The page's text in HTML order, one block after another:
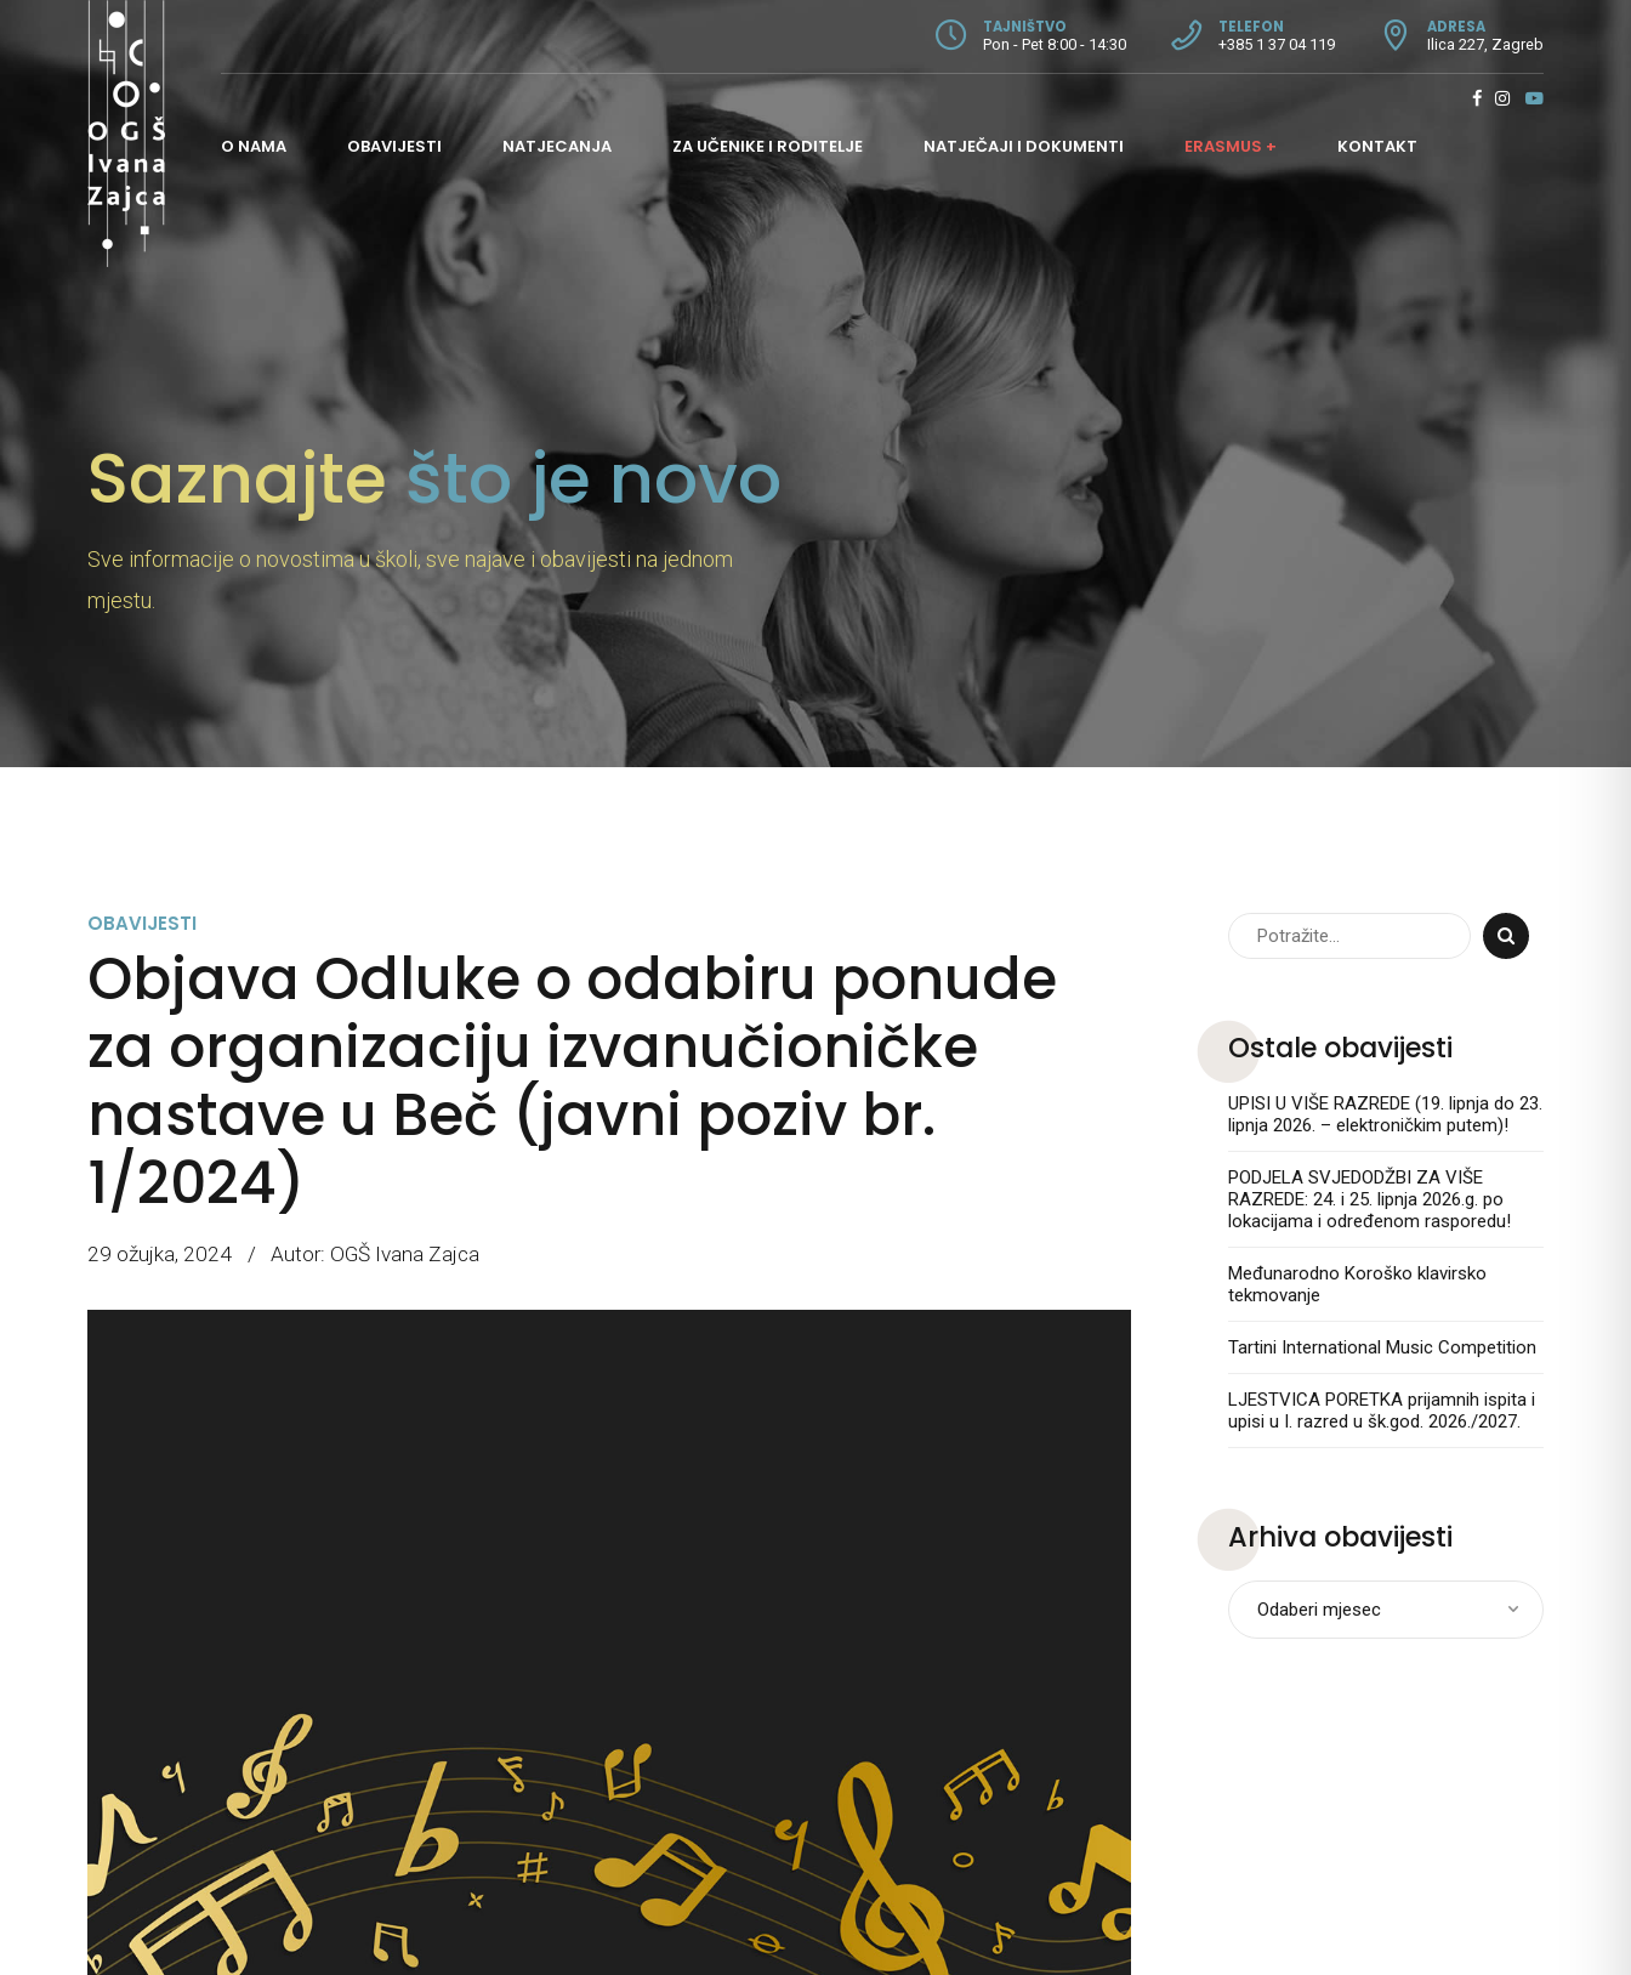
TAJNIŠTVO
Pon - Pet 8:00 - 14:30
TELEFON
+385 1 37 04 119
ADRESA
Ilica 227, Zagreb
O NAMA
ORGANIZACIJA ŠKOLE
ČESTO POSTAVLJANA PITANJA
ŠKOLSKI ODBOR
ODJEL ZA GITARU
ODJEL ZA GUDAČE
ODJEL ZA HARMONIKU I PUHAČE
ODJEL ZA KLAVIR
ODJEL ZA TEORIJSKE PREDMETE
ADMINISTRATIVNI I POMOĆNI POSLOVI
OBAVIJESTI NATJECANJA ZA UČENIKE I RODITELJE NATJEČAJI I DOKUMENTI ERASMUS + KONTAKT
Saznajtešto je novo
Sve informacije o novostima u školi, sve najave i obavijesti na jednom
mjestu.
OBAVIJESTI
Objava Odluke o odabiru ponude
za organizaciju izvanučioničke
nastave u Beč (javni poziv br.
1/2024)
29 ožujka, 2024 Autor: OGŠ Ivana Zajca
Ostale obavijesti
UPISI U VIŠE RAZREDE (19. lipnja do 23.
lipnja 2026. – elektroničkim putem)!
PODJELA SVJEDODŽBI ZA VIŠE
RAZREDE: 24. i 25. lipnja 2026.g. po
lokacijama i određenom rasporedu!
Međunarodno Koroško klavirsko
tekmovanje
Tartini International Music Competition
LJESTVICA PORETKA prijamnih ispita i
upisi u I. razred u šk.god. 2026./2027.
Arhiva obavijesti
Odaberi mjesec